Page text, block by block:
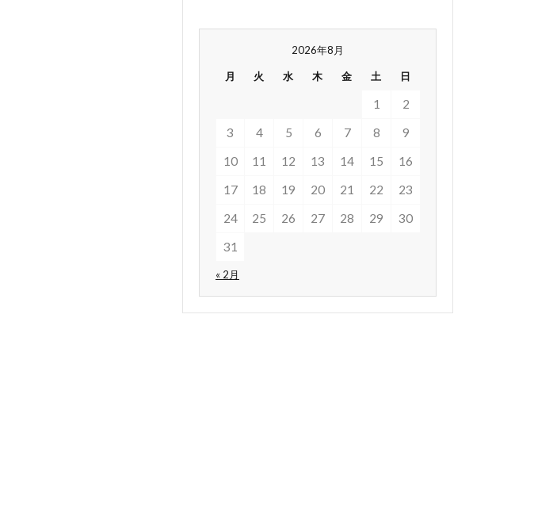
2026年8月
月 火 水 木 金 土 日
« 2月
1
2
3
4 5 6 7 8
9
10
11 12 13 14 15
16
17
18 19 20 21 22
23
24
25 26 27 28 29
30
31